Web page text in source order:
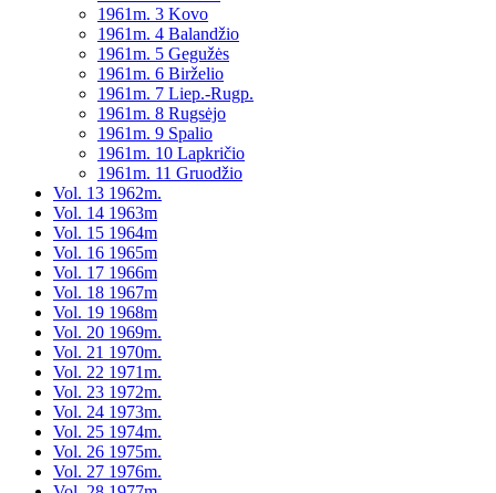
1961m. 3 Kovo
1961m. 4 Balandžio
1961m. 5 Gegužės
1961m. 6 Birželio
1961m. 7 Liep.-Rugp.
1961m. 8 Rugsėjo
1961m. 9 Spalio
1961m. 10 Lapkričio
1961m. 11 Gruodžio
Vol. 13 1962m.
Vol. 14 1963m
Vol. 15 1964m
Vol. 16 1965m
Vol. 17 1966m
Vol. 18 1967m
Vol. 19 1968m
Vol. 20 1969m.
Vol. 21 1970m.
Vol. 22 1971m.
Vol. 23 1972m.
Vol. 24 1973m.
Vol. 25 1974m.
Vol. 26 1975m.
Vol. 27 1976m.